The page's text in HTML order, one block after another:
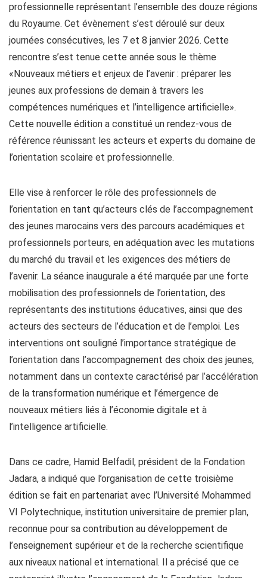
professionnelle représentant l’ensemble des douze régions
du Royaume. Cet évènement s’est déroulé sur deux
journées consécutives, les 7 et 8 janvier 2026. Cette
rencontre s’est tenue cette année sous le thème
«Nouveaux métiers et enjeux de l’avenir : préparer les
jeunes aux professions de demain à travers les
compétences numériques et l’intelligence artificielle».
Cette nouvelle édition a constitué un rendez-vous de
référence réunissant les acteurs et experts du domaine de
l’orientation scolaire et professionnelle.
Elle vise à renforcer le rôle des professionnels de
l’orientation en tant qu’acteurs clés de l’accompagnement
des jeunes marocains vers des parcours académiques et
professionnels porteurs, en adéquation avec les mutations
du marché du travail et les exigences des métiers de
l’avenir. La séance inaugurale a été marquée par une forte
mobilisation des professionnels de l’orientation, des
représentants des institutions éducatives, ainsi que des
acteurs des secteurs de l’éducation et de l’emploi. Les
interventions ont souligné l’importance stratégique de
l’orientation dans l’accompagnement des choix des jeunes,
notamment dans un contexte caractérisé par l’accélération
de la transformation numérique et l’émergence de
nouveaux métiers liés à l’économie digitale et à
l’intelligence artificielle.
Dans ce cadre, Hamid Belfadil, président de la Fondation
Jadara, a indiqué que l’organisation de cette troisième
édition se fait en partenariat avec l’Université Mohammed
VI Polytechnique, institution universitaire de premier plan,
reconnue pour sa contribution au développement de
l’enseignement supérieur et de la recherche scientifique
aux niveaux national et international. Il a précisé que ce